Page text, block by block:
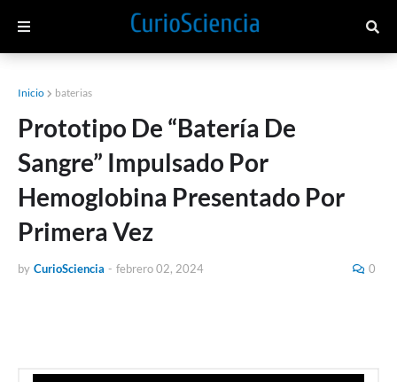
Inicio baterias
Prototipo De “Batería De
Sangre” Impulsado Por
Hemoglobina Presentado Por
Primera Vez
by CurioSciencia - febrero 02, 2024 0